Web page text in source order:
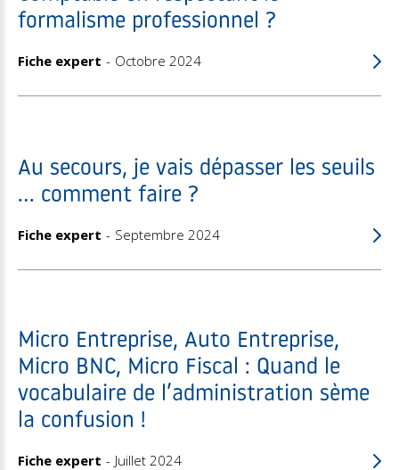
formalisme professionnel ?
Fiche expert Octobre 2024
Au secours, je vais dépasser les seuils
... comment faire ?
Fiche expert Septembre 2024
Micro Entreprise, Auto Entreprise,
Micro BNC, Micro Fiscal : Quand le
vocabulaire de l’administration sème
la confusion !
Fiche expert Juillet 2024